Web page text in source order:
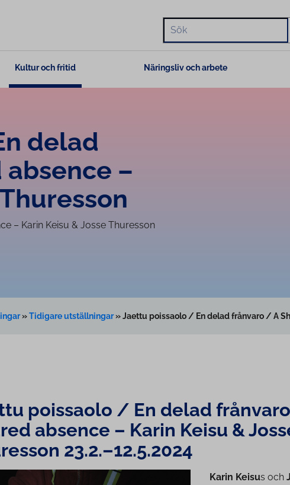
Hae
Kultur och fritid Näringsliv och arbete
delad
–
– Karin Keisu & Josse Thuresson
»Tidigare utställningar»Jaettu poissaolo / En delad frånvaro / A
poissaolo / En delad
absence – Karin Keisu &
23.2.–12.5.2024
Karin Keisus och